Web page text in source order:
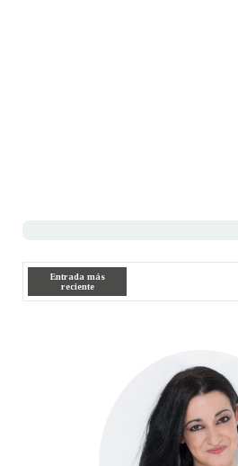
Entrada más
reciente